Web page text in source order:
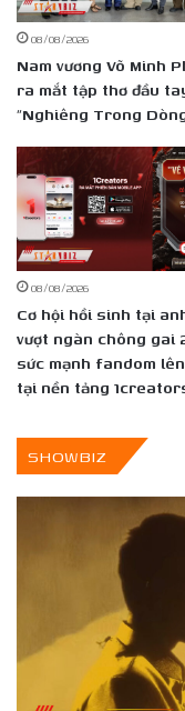
08/08/2026
Nam vương Võ Minh
ra mắt tập thơ đầu
“Nghiêng Trong
08/08/2026
Cơ hội hồi sinh tại
vượt ngàn chông gai
sức mạnh fandom
tại nền tảng
SHOWBIZ